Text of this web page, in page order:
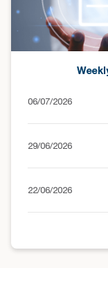
06/07/2026
29/06/2026
22/06/2026